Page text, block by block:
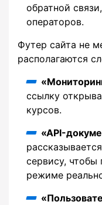
обратной
операторов.
Футер сайта не
располагаются
ссылку
курсов.
«API-
сервису,
режиме